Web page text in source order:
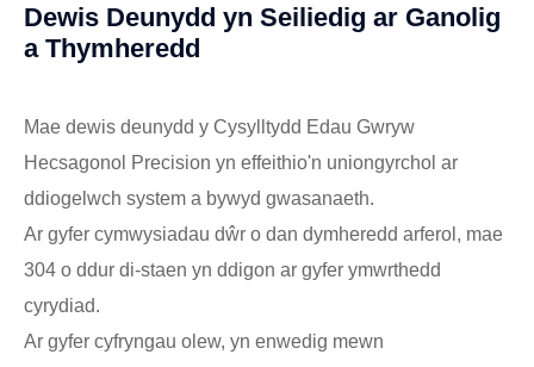
Dewis Deunydd yn Seiliedig ar Ganolig
a Thymheredd
Mae dewis deunydd y Cysylltydd Edau Gwryw
Hecsagonol Precision yn effeithio'n uniongyrchol ar
ddiogelwch system a bywyd gwasanaeth.
Ar gyfer cymwysiadau dŵr o dan dymheredd arferol, mae
304 o ddur di-staen yn ddigon ar gyfer ymwrthedd
cyrydiad.
Ar gyfer cyfryngau olew, yn enwedig mewn